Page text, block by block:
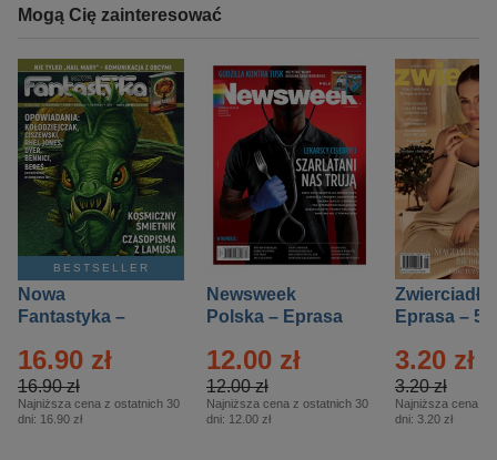
Mogą Cię zainteresować
BESTSELLER
Nowa
Fantastyka –
16.90 zł
16.90 zł
Najniższa cena z ostatnich 30
dni: 16.90 zł
Newsweek
Polska – Eprasa
12.00 zł
12.00 zł
Najniższa cena z ostatnich 30
dni: 12.00 zł
Zwierciadło
Eprasa – 5/
3.20 zł
3.20 zł
Najniższa cena z
dni: 3.20 zł